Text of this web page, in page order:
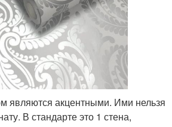
являются акцентными. Ими нельзя
В стандарте это 1 стена,